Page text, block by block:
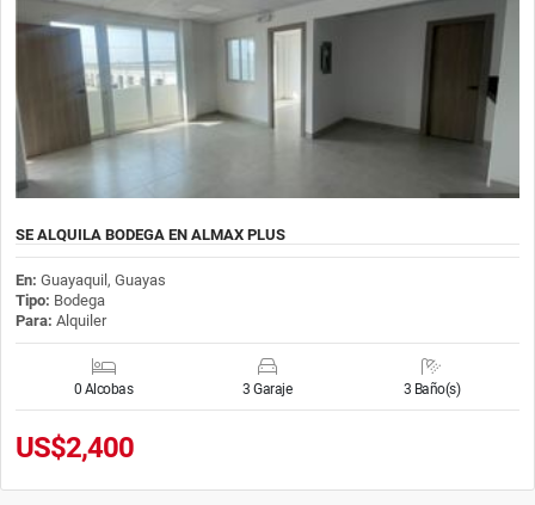
SE ALQUILA BODEGA EN ALMAX PLUS
En: Guayaquil, Guayas
Tipo: Bodega
Para: Alquiler
0 Alcobas 3 Garaje 3 Baño(s)
US$2,400